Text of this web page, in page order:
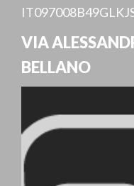
VIA
BELLANO